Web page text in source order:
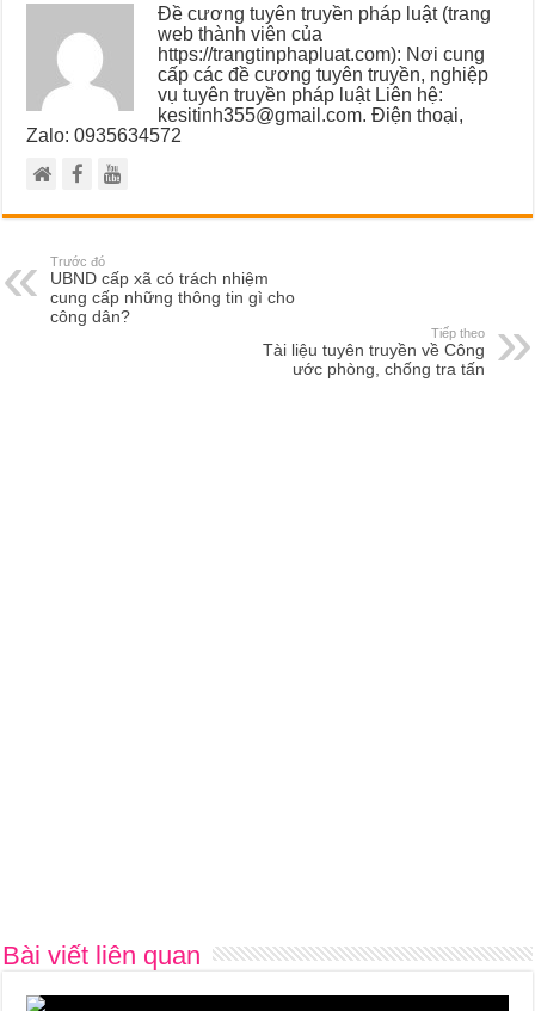
Đề cương tuyên truyền pháp luật (trang
web thành viên của
https://trangtinphapluat.com): Nơi cung
cấp các đề cương tuyên truyền, nghiệp
vụ tuyên truyền pháp luật Liên hệ:
kesitinh355@gmail.com. Điện thoại,
Zalo: 0935634572
Trước đó
UBND cấp xã có trách nhiệm
cung cấp những thông tin gì cho
công dân?
Tiếp theo
Tài liệu tuyên truyền về Công
ước phòng, chống tra tấn
Bài viết liên quan